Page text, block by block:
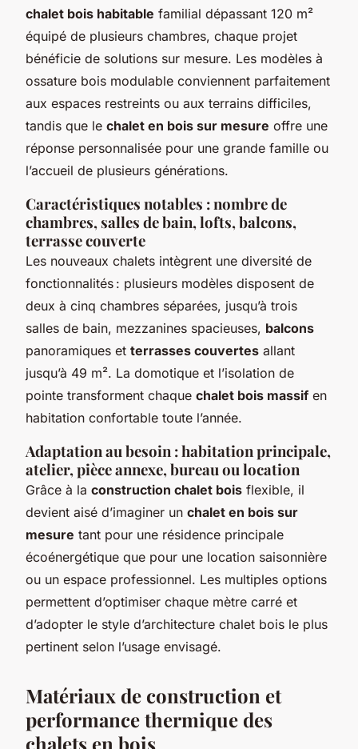
chalet bois habitable familial dépassant 120 m²
équipé de plusieurs chambres, chaque projet
bénéficie de solutions sur mesure. Les modèles à
ossature bois modulable conviennent parfaitement
aux espaces restreints ou aux terrains difficiles,
tandis que le chalet en bois sur mesure offre une
réponse personnalisée pour une grande famille ou
l’accueil de plusieurs générations.
Caractéristiques notables : nombre de
chambres, salles de bain, lofts, balcons,
terrasse couverte
Les nouveaux chalets intègrent une diversité de
fonctionnalités : plusieurs modèles disposent de
deux à cinq chambres séparées, jusqu’à trois
salles de bain, mezzanines spacieuses, balcons
panoramiques et terrasses couvertes allant
jusqu’à 49 m². La domotique et l’isolation de
pointe transforment chaque chalet bois massif en
habitation confortable toute l’année.
Adaptation au besoin : habitation principale,
atelier, pièce annexe, bureau ou location
Grâce à la construction chalet bois flexible, il
devient aisé d’imaginer un chalet en bois sur
mesure tant pour une résidence principale
écoénergétique que pour une location saisonnière
ou un espace professionnel. Les multiples options
permettent d’optimiser chaque mètre carré et
d’adopter le style d’architecture chalet bois le plus
pertinent selon l’usage envisagé.
Matériaux de construction et
performance thermique des
chalets en bois